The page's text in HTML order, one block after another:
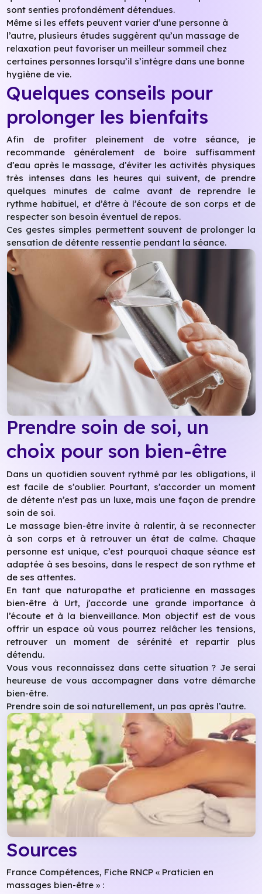
sont senties profondément détendues.
Même si les effets peuvent varier d’une personne à
l’autre, plusieurs études suggèrent qu’un massage de
relaxation peut favoriser un meilleur sommeil chez
certaines personnes lorsqu’il s’intègre dans une bonne
hygiène de vie.
Quelques conseils pour
prolonger les bienfaits
Afin de profiter pleinement de votre séance, je
recommande généralement de boire suffisamment
d’eau après le massage, d’éviter les activités physiques
très intenses dans les heures qui suivent, de prendre
quelques minutes de calme avant de reprendre le
rythme habituel, et d’être à l’écoute de son corps et de
respecter son besoin éventuel de repos.
Ces gestes simples permettent souvent de prolonger la
sensation de détente ressentie pendant la séance.
Prendre soin de soi, un
choix pour son bien-être
Dans un quotidien souvent rythmé par les obligations, il
est facile de s’oublier. Pourtant, s’accorder un moment
de détente n’est pas un luxe, mais une façon de prendre
soin de soi.
Le massage bien-être invite à ralentir, à se reconnecter
à son corps et à retrouver un état de calme. Chaque
personne est unique, c’est pourquoi chaque séance est
adaptée à ses besoins, dans le respect de son rythme et
de ses attentes.
En tant que naturopathe et praticienne en massages
bien-être à Urt, j’accorde une grande importance à
l’écoute et à la bienveillance. Mon objectif est de vous
offrir un espace où vous pourrez relâcher les tensions,
retrouver un moment de sérénité et repartir plus
détendu.
Vous vous reconnaissez dans cette situation ? Je serai
heureuse de vous accompagner dans votre démarche
bien-être.
Prendre soin de soi naturellement, un pas après l’autre.
Sources
France Compétences, Fiche RNCP « Praticien en
massages bien-être » :